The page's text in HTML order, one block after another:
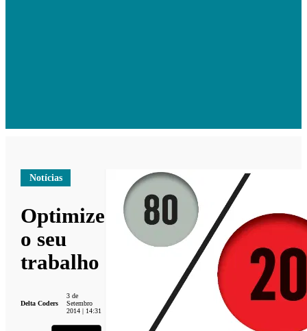
Notícias
Optimize
o seu
trabalho
Delta Coders
3 de
Setembro
2014 | 14:31